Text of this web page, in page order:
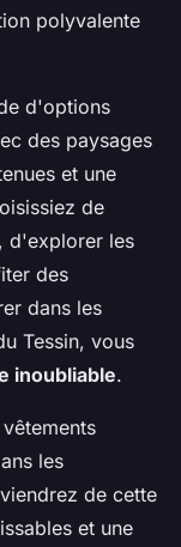
polyvalente
d'options
des paysages
et une
de
d'explorer les
des
dans les
Tessin, vous
inoubliable.
les
de cette
et une